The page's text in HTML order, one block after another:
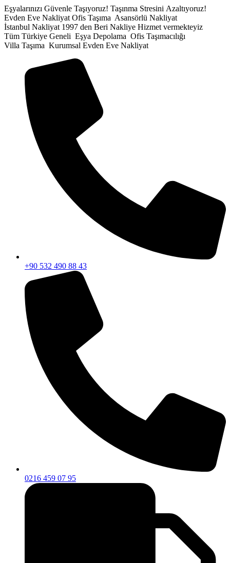
İçeriğe
atla
Eşyalarınızı Güvenle Taşıyoruz! Taşınma Stresini Azaltıyoruz!
Evden Eve Nakliyat Ofis Taşıma Asansörlü Nakliyat
İstanbul Nakliyat 1997 den Beri Nakliye Hizmet vermekteyiz
Tüm Türkiye Geneli Eşya Depolama Ofis Taşımacılığı
Villa Taşıma Kurumsal Evden Eve Nakliyat
+90 532 490 88 43
0216 459 07 95